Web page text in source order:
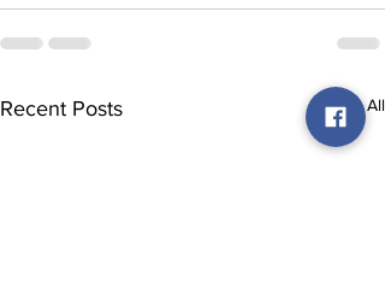
Recent Posts See All